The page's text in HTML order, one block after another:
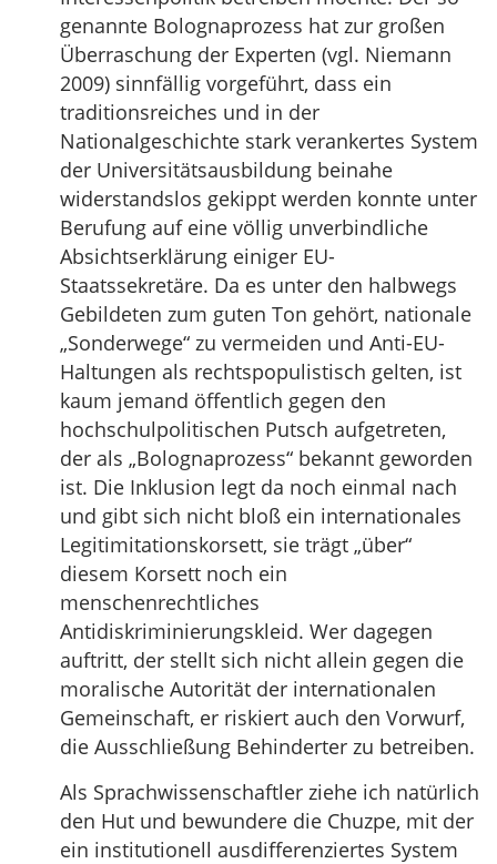
genannte Bolognaprozess hat zur großen
Überraschung der Experten (vgl. Niemann
2009) sinnfällig vorgeführt, dass ein
traditionsreiches und in der
Nationalgeschichte stark verankertes System
der Universitätsausbildung beinahe
widerstandslos gekippt werden konnte unter
Berufung auf eine völlig unverbindliche
Absichtserklärung einiger EU-
Staatssekretäre. Da es unter den halbwegs
Gebildeten zum guten Ton gehört, nationale
„Sonderwege“ zu vermeiden und Anti-EU-
Haltungen als rechtspopulistisch gelten, ist
kaum jemand öffentlich gegen den
hochschulpolitischen Putsch aufgetreten,
der als „Bolognaprozess“ bekannt geworden
ist. Die Inklusion legt da noch einmal nach
und gibt sich nicht bloß ein internationales
Legitimitationskorsett, sie trägt „über“
diesem Korsett noch ein
menschenrechtliches
Antidiskriminierungskleid. Wer dagegen
auftritt, der stellt sich nicht allein gegen die
moralische Autorität der internationalen
Gemeinschaft, er riskiert auch den Vorwurf,
die Ausschließung Behinderter zu betreiben.
Als Sprachwissenschaftler ziehe ich natürlich
den Hut und bewundere die Chuzpe, mit der
ein institutionell ausdifferenziertes System